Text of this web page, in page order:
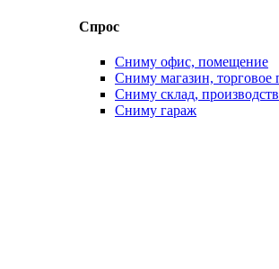
Спрос
Сниму офис, помещение
Сниму магазин, торговое
Сниму склад,
Сниму гараж